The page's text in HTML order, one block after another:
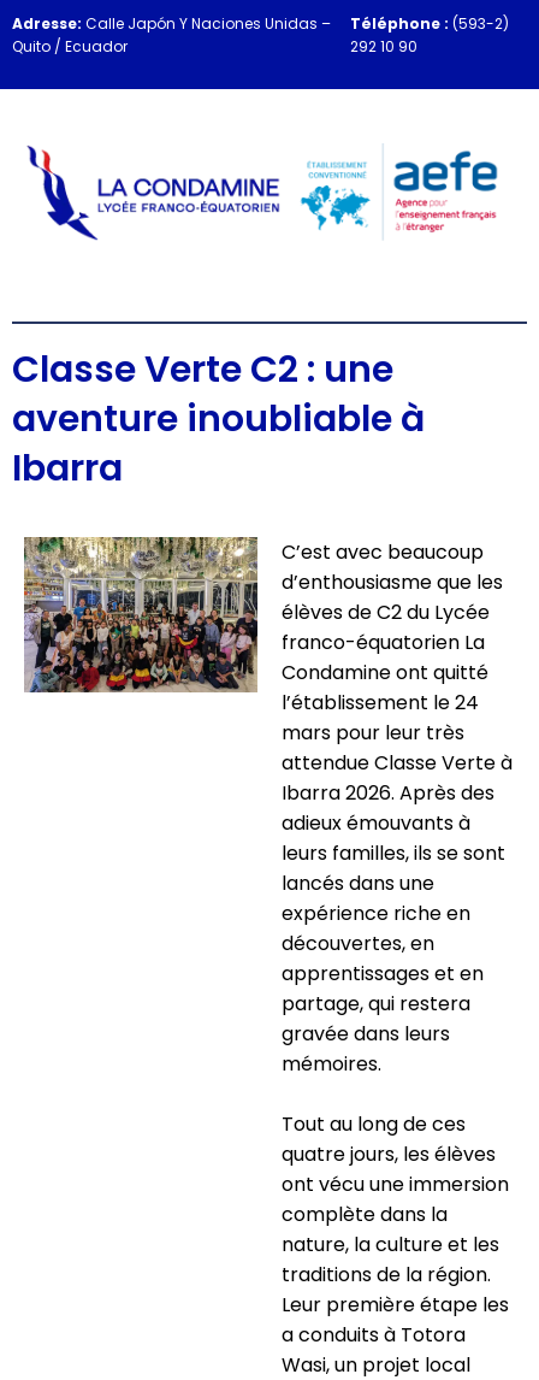
Adresse: Calle Japón Y Naciones Unidas –
Quito / Ecuador
Téléphone : (593-2)
292 10 90
Classe Verte C2 : une
aventure inoubliable à
Ibarra
C’est avec beaucoup
d’enthousiasme que les
élèves de C2 du Lycée
franco-équatorien La
Condamine ont quitté
l’établissement le 24
mars pour leur très
attendue Classe Verte à
Ibarra 2026. Après des
adieux émouvants à
leurs familles, ils se sont
lancés dans une
expérience riche en
découvertes, en
apprentissages et en
partage, qui restera
gravée dans leurs
mémoires.
Tout au long de ces
quatre jours, les élèves
ont vécu une immersion
complète dans la
nature, la culture et les
traditions de la région.
Leur première étape les
a conduits à Totora
Wasi, un projet local